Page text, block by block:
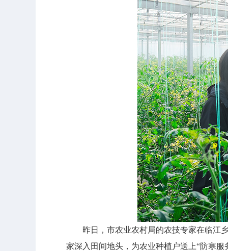
昨日，市农业农村局的农技专家在临江乡
家深入田间地头，为农业种植户送上“防寒